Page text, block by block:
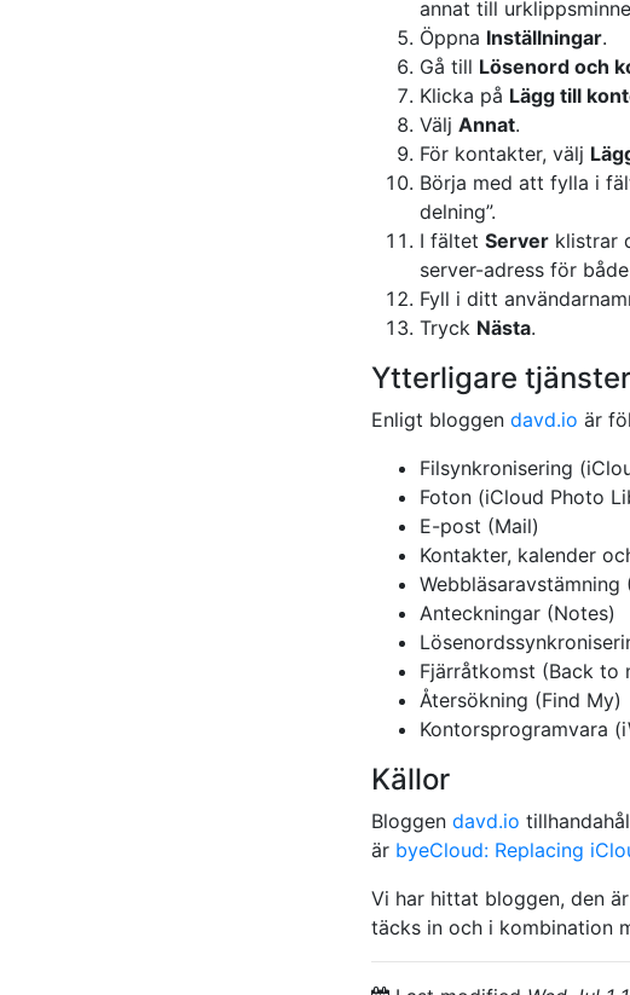
annat till
Öppna Inställningar.
Gå till Lösenord och
Klicka på Lägg till
Välj Annat.
För kontakter, välj
Börja med att fylla i
delning”.
I fältet Server klistrar
server-adress för
Fyll i ditt
Tryck Nästa.
Ytterligare tjänster
Enligt bloggen davd.io är
Filsynkronisering
Foton (iCloud Photo
E-post (Mail)
Kontakter, kalender
Webbläsaravstämning
Anteckningar (Notes)
Fjärråtkomst (Back to
Återsökning (Find My)
Kontorsprogramvara
Källor
Bloggen davd.io
är byeCloud: Replacing
Vi har hittat bloggen, den
täcks in och i kombination